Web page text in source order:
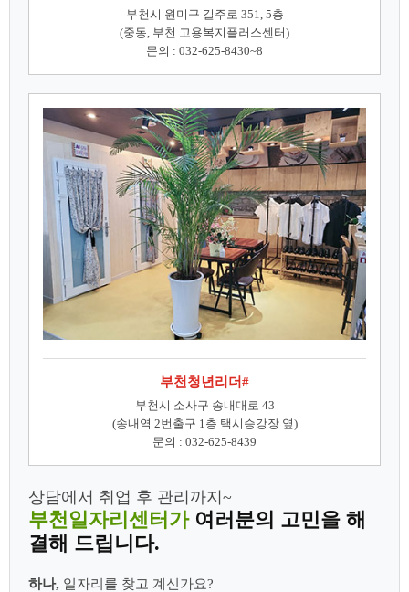
부천시 원미구 길주로 351, 5층
(중동, 부천 고용복지플러스센터)
문의 : 032-625-8430~8
부천청년리더#
부천시 소사구 송내대로 43
(송내역 2번출구 1층 택시승강장 옆)
문의 : 032-625-8439
상담에서 취업 후 관리까지~
부천일자리센터가 여러분의 고민을 해
결해 드립니다.
하나, 일자리를 찾고 계신가요?